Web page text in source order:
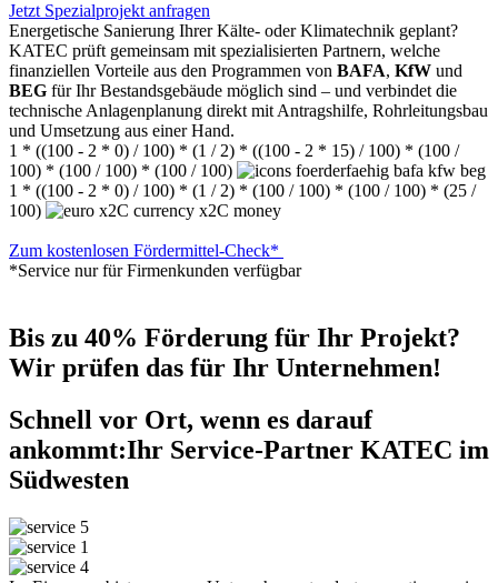
Jetzt Spezialprojekt anfragen
Energetische Sanierung Ihrer Kälte- oder Klimatechnik geplant?
KATEC prüft gemeinsam mit spezialisierten Partnern, welche
finanziellen Vorteile aus den Programmen von BAFA, KfW und
BEG für Ihr Bestandsgebäude möglich sind – und verbindet die
technische Anlagenplanung direkt mit Antragshilfe, Rohrleitungsbau
und Umsetzung aus einer Hand.
1 * ((100 - 2 * 0) / 100) * (1 / 2) * ((100 - 2 * 15) / 100) * (100 /
100) * (100 / 100) * (100 / 100)
1 * ((100 - 2 * 0) / 100) * (1 / 2) * (100 / 100) * (100 / 100) * (25 /
100)
Zum kostenlosen Fördermittel-Check*
*Service nur für Firmenkunden verfügbar
Bis zu 40% Förderung für Ihr Projekt?
Wir prüfen das für Ihr Unternehmen!
Schnell vor Ort, wenn es darauf
ankommt:Ihr Service-Partner KATEC im
Südwesten